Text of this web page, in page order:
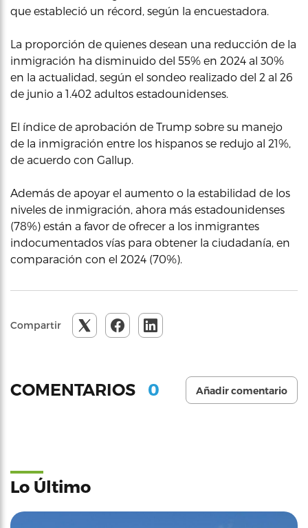
que estableció un récord, según la encuestadora.
La proporción de quienes desean una reducción de la
inmigración ha disminuido del 55% en 2024 al 30%
en la actualidad, según el sondeo realizado del 2 al 26
de junio a 1.402 adultos estadounidenses.
El índice de aprobación de Trump sobre su manejo
de la inmigración entre los hispanos se redujo al 21%,
de acuerdo con Gallup.
Además de apoyar el aumento o la estabilidad de los
niveles de inmigración, ahora más estadounidenses
(78%) están a favor de ofrecer a los inmigrantes
indocumentados vías para obtener la ciudadanía, en
comparación con el 2024 (70%).
Compartir
COMENTARIOS 0 Añadir comentario
Lo Último